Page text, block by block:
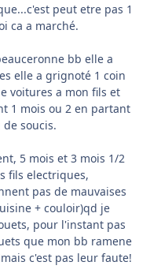
peut etre pas 1
ca a marché.
bb elle a
elle a grignoté 1 coin
voitures a mon fils et
1 mois ou 2 en partant
soucis.
5 mois et 3 mois 1/2
fils electriques,
pas de mauvaises
+ couloir)qd je
pour l'instant pas
que mon bb ramene
c'est pas leur faute!